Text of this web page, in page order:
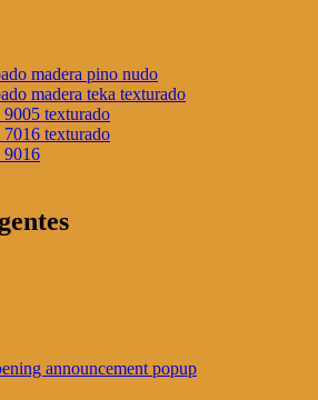
madera pino nudo
madera teka texturado
texturado
texturado
announcement popup